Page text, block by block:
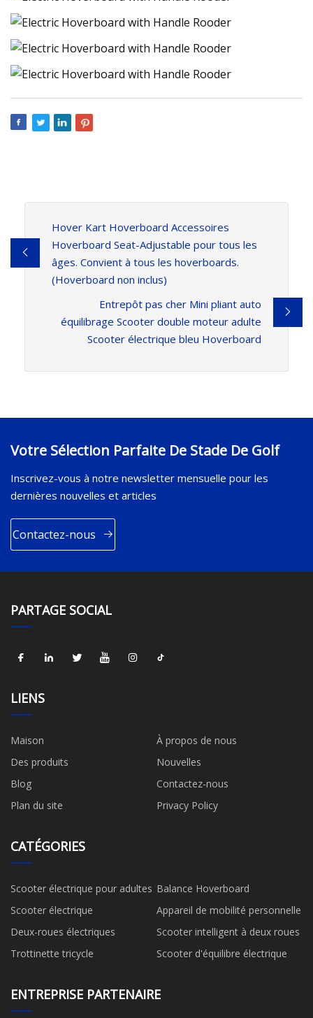
Hover Kart Hoverboard Accessoires
Hoverboard Seat-Adjustable pour tous les
âges. Convient à tous les hoverboards.
(Hoverboard non inclus)
Entrepôt pas cher Mini pliant auto
équilibrage Scooter double moteur adulte
Scooter électrique bleu Hoverboard
Votre Sélection Parfaite De Stade De Golf
Inscrivez-vous à notre newsletter mensuelle pour les
dernières nouvelles et articles
Contactez-nous
PARTAGE SOCIAL
LIENS
Maison
À propos de nous
Des produits
Nouvelles
Blog
Contactez-nous
Plan du site
Privacy Policy
CATÉGORIES
Scooter électrique pour adultes Balance Hoverboard
Scooter électrique
Appareil de mobilité personnelle
Deux-roues électriques
Scooter intelligent à deux roues
Trottinette tricycle
Scooter d'équilibre électrique
ENTREPRISE PARTENAIRE